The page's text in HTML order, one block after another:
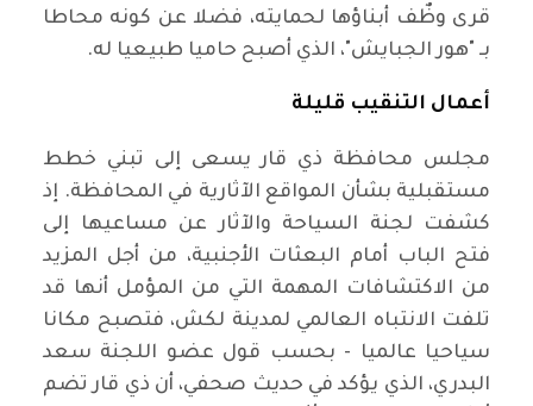
قرى وظٌف أبناؤها لحمايته، فضلا عن كونه محاطا
بـ "هور الجبايش"، الذي أصبح حاميا طبيعيا له.
أعمال التنقيب قليلة
مجلس محافظة ذي قار يسعى إلى تبني خطط
مستقبلية بشأن المواقع الآثارية في المحافظة. إذ
كشفت لجنة السياحة والآثار عن مساعيها إلى
فتح الباب أمام البعثات الأجنبية، من أجل المزيد
من الاكتشافات المهمة التي من المؤمل أنها قد
تلفت الانتباه العالمي لمدينة لكش، فتصبح مكانا
سياحيا عالميا - بحسب قول عضو اللجنة سعد
البدري، الذي يؤكد في حديث صحفي، أن ذي قار تضم